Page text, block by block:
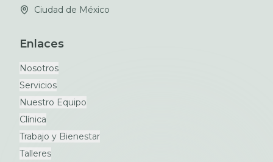
Ciudad de México
Enlaces
Nosotros
Servicios
Nuestro Equipo
Clínica
Trabajo y Bienestar
Talleres